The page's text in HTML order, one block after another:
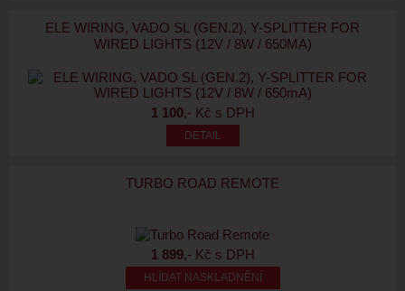
ELE WIRING, VADO SL (GEN.2), Y-SPLITTER FOR
WIRED LIGHTS (12V / 8W / 650MA)
1 100,- Kč s DPH
TURBO ROAD REMOTE
1 899,- Kč s DPH
HLÍDAT NASKLADNĚNÍ